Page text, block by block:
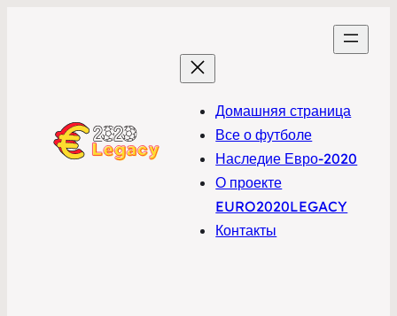
Домашняя страница
Все о футболе
Наследие Евро-2020
О проекте
EURO2020LEGACY
Контакты